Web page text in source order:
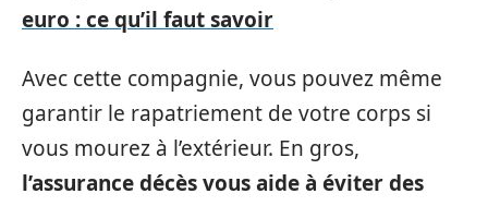
euro : ce qu’il faut savoir
Avec cette compagnie, vous pouvez même
garantir le rapatriement de votre corps si
vous mourez à l’extérieur. En gros,
l’assurance décès vous aide à éviter des